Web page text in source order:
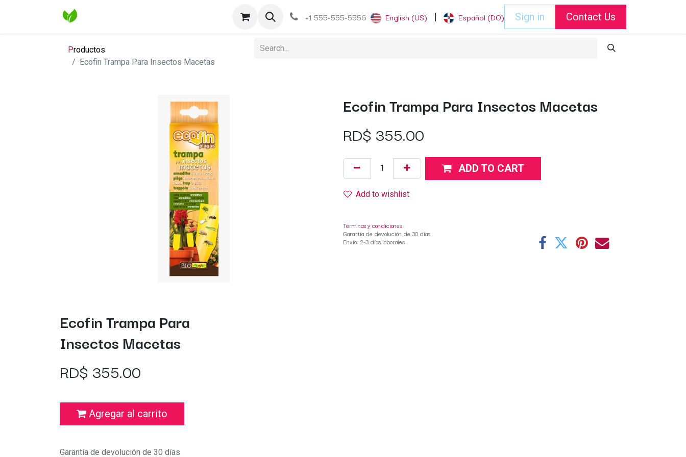
+1 555-555-5556 English (US) | Español (DO) Sign in Contact Us
Productos
Ecofin Trampa Para Insectos Macetas
Ecofin Trampa Para Insectos Macetas
RD$ 355.00
ADD TO CART
Add to wishlist
Términos y condiciones
Garantía de devolución de 30 días
Envío: 2-3 días laborales
Ecofin Trampa Para
Insectos Macetas
RD$ 355.00
Agregar al carrito
Garantía de devolución de 30 días